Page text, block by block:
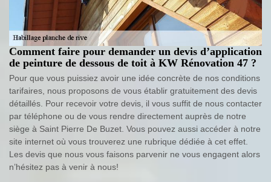
Comment faire pour demander un devis d’application
de peinture de dessous de toit à KW Rénovation 47 ?
Pour que vous puissiez avoir une idée concrète de nos conditions
tarifaires, nous proposons de vous établir gratuitement des devis
détaillés. Pour recevoir votre devis, il vous suffit de nous contacter
par téléphone ou de vous rendre directement auprès de notre
siège à Saint Pierre De Buzet. Vous pouvez aussi accéder à notre
site internet où vous trouverez une rubrique dédiée à cet effet.
Les devis que nous vous faisons parvenir ne vous engagent alors
n’hésitez pas à venir à nous!